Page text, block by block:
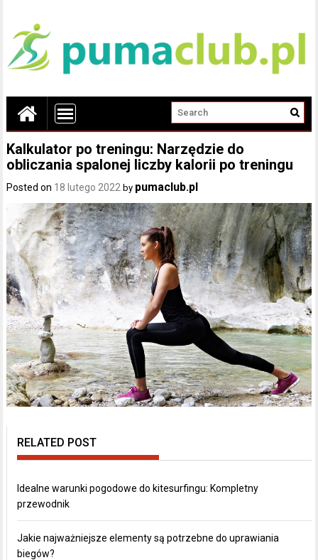
Kalkulator po treningu: Narzędzie do
obliczania spalonej liczby kalorii po treningu
Posted on 18 lutego 2022 by pumaclub.pl
RELATED POST
Idealne warunki pogodowe do kitesurfingu: Kompletny
przewodnik
Jakie najważniejsze elementy są potrzebne do uprawiania
biegów?